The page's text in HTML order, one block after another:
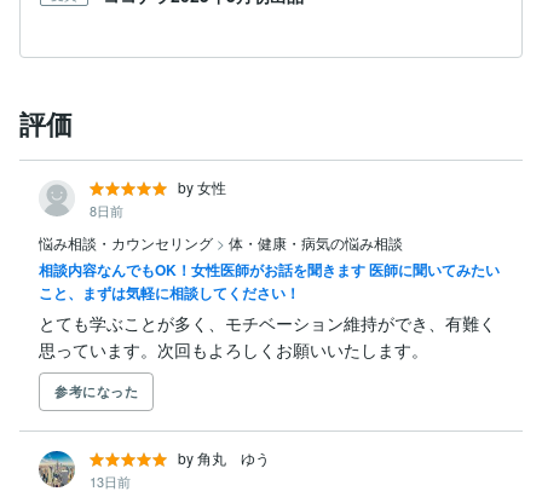
評価
by 女性
8日前
悩み相談・カウンセリング > 体・健康・病気の悩み相談
相談内容なんでもOK！女性医師がお話を聞きます 医師に聞いてみたい
こと、まずは気軽に相談してください！
とても学ぶことが多く、モチベーション維持ができ、有難く
思っています。次回もよろしくお願いいたします。
参考になった
by 角丸 ゆう
13日前